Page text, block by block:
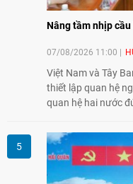
Nâng tầm nhịp
07/08/2026 11:00
Việt Nam và Tây
thiết lập quan hệ
quan hệ hai nước
nhân dân có vai
xã hội, tăng cường
dân hai nước.